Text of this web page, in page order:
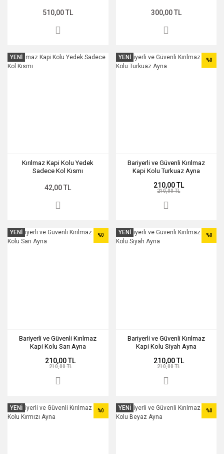
510,00 TL 300,00 TL
YENİ
Kırılmaz Kapi Kolu Yedek
Sadece Kol Kısmı
42,00 TL
YENİ
Bariyerli ve Güvenli Kırılmaz
Kapi Kolu Turkuaz Ayna
%0
210,00 TL
210,00 TL
YENİ
Bariyerli ve Güvenli Kırılmaz
Kapi Kolu Sarı Ayna
%0
210,00 TL
210,00 TL
YENİ
Bariyerli ve Güvenli Kırılmaz
Kapi Kolu Siyah Ayna
%0
210,00 TL
210,00 TL
YENİ %0 YENİ %0